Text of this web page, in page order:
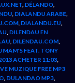
, DÉLANDO,
, DIALANDU ARABE,
, DIALANDU.EU,
, DILENDAU EN
, DILENDAU.COM,
MAM'S FEAT. TONY
ACHETER 11:03,
MUZIQUE FREE MP3
, DULANDAO MP3,